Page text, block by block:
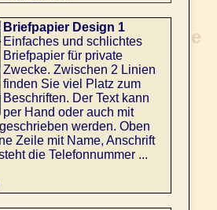
Briefpapier Design 1
Einfaches und schlichtes
Briefpapier für private
Zwecke. Zwischen 2 Linien
finden Sie viel Platz zum
Beschriften. Der Text kann
per Hand oder auch mit
werden. Oben
Zeile mit Name, Anschrift
die Telefonnummer ...